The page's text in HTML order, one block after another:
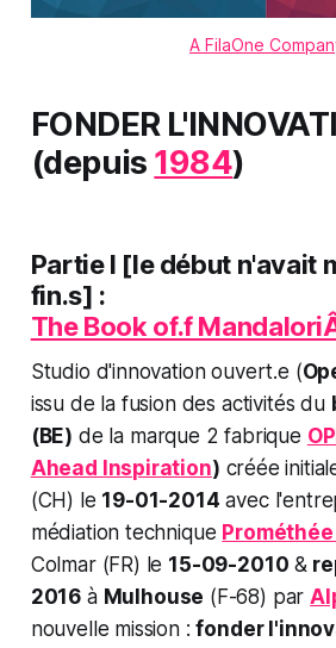
A FilaOne
FONDER
(depuis 1984)
Partie I [le début n'avait
fin.s] :
The Book of.f
Studio d'innovation ouvert.e (
issu de la fusion des activités du
(BE) de la marque 2 fabrique
Ahead Inspiration) créée
(CH) le 19-01-2014 avec
médiation technique Prométhée
Colmar (FR) le 15-09-2010 &
2016 à Mulhouse (F-68) par
nouvelle mission :fonder